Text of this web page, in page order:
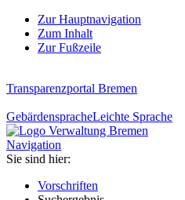
Zur Hauptnavigation
Zum Inhalt
Zur Fußzeile
Transparenzportal Bremen
GebärdenspracheLeichte Sprache
Navigation
Sie sind hier:
Vorschriften